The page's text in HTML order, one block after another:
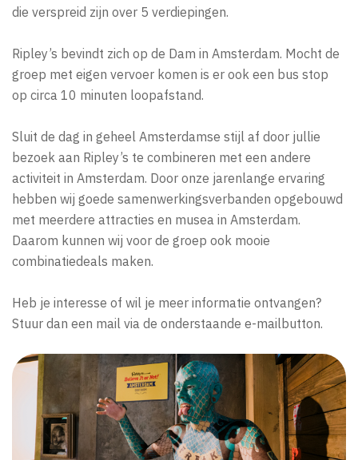
die verspreid zijn over 5 verdiepingen.
Ripley’s bevindt zich op de Dam in Amsterdam. Mocht de
groep met eigen vervoer komen is er ook een bus stop
op circa 10 minuten loopafstand.
Sluit de dag in geheel Amsterdamse stijl af door jullie
bezoek aan Ripley’s te combineren met een andere
activiteit in Amsterdam. Door onze jarenlange ervaring
hebben wij goede samenwerkingsverbanden opgebouwd
met meerdere attracties en musea in Amsterdam.
Daarom kunnen wij voor de groep ook mooie
combinatiedeals maken.
Heb je interesse of wil je meer informatie ontvangen?
Stuur dan een mail via de onderstaande e-mailbutton.